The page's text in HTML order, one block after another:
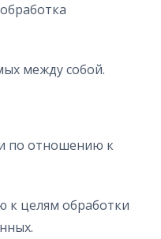
между собой.
по отношению к
к целям обработки